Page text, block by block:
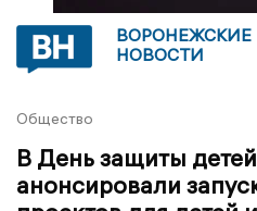
ВОРОНЕЖСКИЕ
НОВОСТИ
Общество
В День защиты
анонсировали